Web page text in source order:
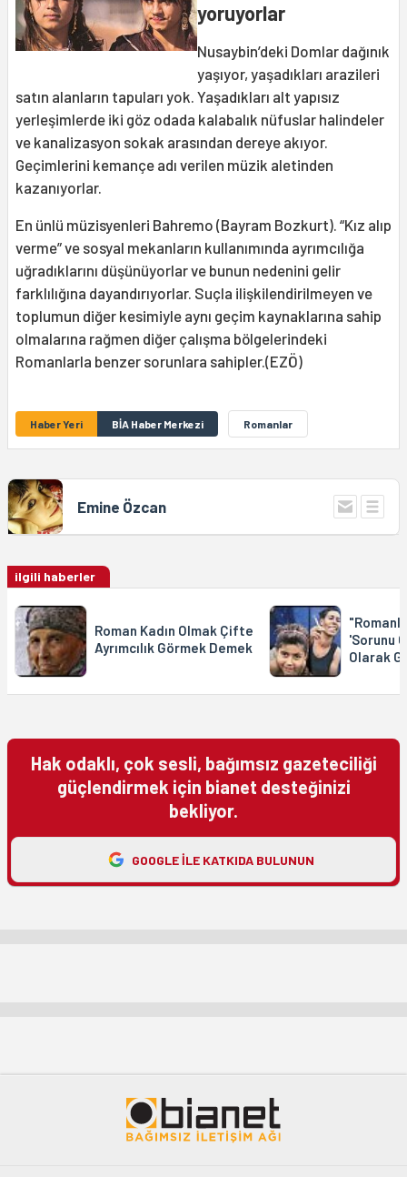
yoruyorlar
Nusaybin’deki Domlar dağınık
yaşıyor, yaşadıkları arazileri
satın alanların tapuları yok. Yaşadıkları alt yapısız
yerleşimlerde iki göz odada kalabalık nüfuslar halindeler
ve kanalizasyon sokak arasından dereye akıyor.
Geçimlerini kemançe adı verilen müzik aletinden
kazanıyorlar.
En ünlü müzisyenleri Bahremo (Bayram Bozkurt). “Kız alıp
verme” ve sosyal mekanların kullanımında ayrımcılığa
uğradıklarını düşünüyorlar ve bunun nedenini gelir
farklılığına dayandırıyorlar. Suçla ilişkilendirilmeyen ve
toplumun diğer kesimiyle aynı geçim kaynaklarına sahip
olmalarına rağmen diğer çalışma bölgelerindeki
Romanlarla benzer sorunlara sahipler.(EZÖ)
Haber Yeri BİA Haber Merkezi Romanlar
Emine Özcan
ilgili haberler
Roman Kadın Olmak Çifte
Ayrımcılık Görmek Demek
'Sorunu
Olarak
Hak odaklı, çok sesli, bağımsız gazeteciliği
güçlendirmek için bianet desteğinizi
bekliyor.
GOOGLE ILE KATKIDA BULUNUN